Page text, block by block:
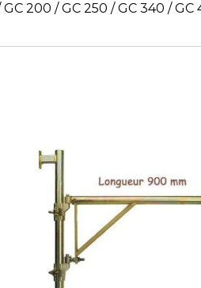
GC 200 / GC 250 / GC 340 / GC